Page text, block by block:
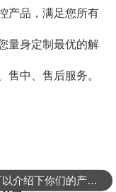
产品，满足您所有
量身定制最优的解
售中、售后服务。
可以介绍下你们的产品么